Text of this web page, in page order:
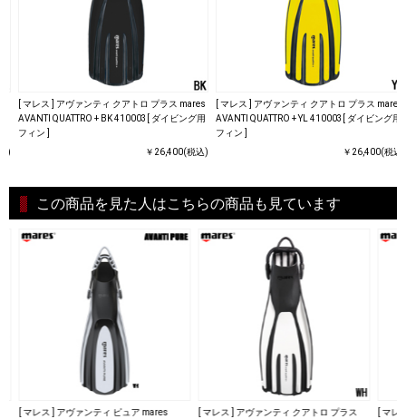
)
[ マレス ] アヴァンティ クアトロ プラス mares
AVANTI QUATTRO + BK 410003[ ダイビング用
フィン ]
￥26,400(税込)
[ マレス ] アヴァンティ クアトロ プラス mares
AVANTI QUATTRO + YL 410003[ ダイビング用
フィン ]
￥26,400(税込)
この商品を見た人はこちらの商品も見ています
[ マレス ] アヴァンティ ピュア mares
[ マレス ] アヴァンティ クアトロ プラス
[ マレ